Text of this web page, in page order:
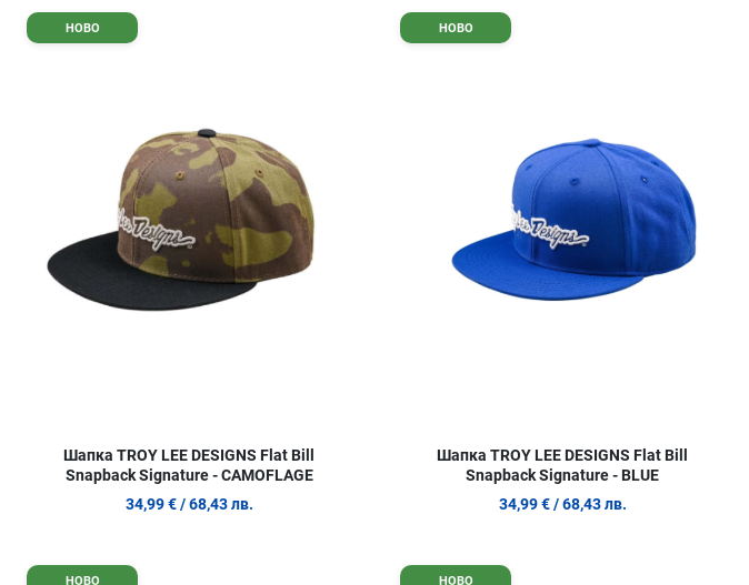
Добави в любими
НОВО Добави в любими
Шапка TROY LEE DESIGNS Flat Bill
Snapback Signature - CAMOFLAGE
34,99 € / 68,43 лв.
НОВО
Шапка TROY LEE DESIGNS Flat Bill
Snapback Signature - BLUE
34,99 € / 68,43 лв.
Добави в любими
НОВО Добави в любими
НОВО